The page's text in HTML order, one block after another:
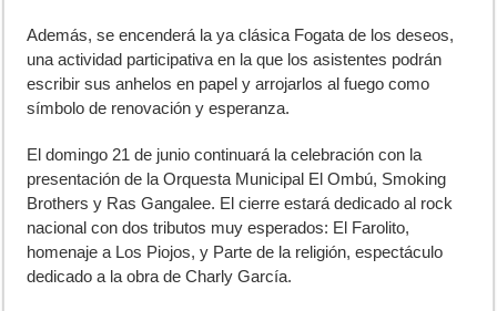
Además, se encenderá la ya clásica Fogata de los deseos,
una actividad participativa en la que los asistentes podrán
escribir sus anhelos en papel y arrojarlos al fuego como
símbolo de renovación y esperanza.
Eldomingo 21 de junio continuará la celebración con la
presentación de laOrquesta Municipal El Ombú, Smoking
Brothers y Ras Gangalee. El cierre estará dedicado al rock
nacional con dos tributos muy esperados: El Farolito,
homenaje a Los Piojos, y Parte de la religión, espectáculo
dedicado a la obra de Charly García.